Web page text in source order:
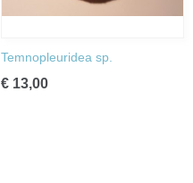
Temnopleuridea sp.
€ 13,00